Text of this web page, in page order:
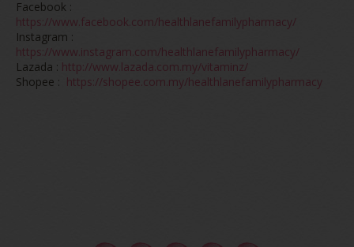
Facebook :
https://www.facebook.com/healthlanefamilypharmacy/
Instagram :
https://www.instagram.com/healthlanefamilypharmacy/
Lazada : http://www.lazada.com.my/vitaminz/
Shopee : https://shopee.com.my/healthlanefamilypharmacy